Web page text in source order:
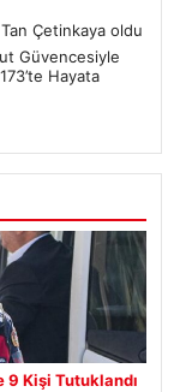
Çetinkaya oldu
Güvencesiyle
Hayata
9 Kişi Tutuklandı